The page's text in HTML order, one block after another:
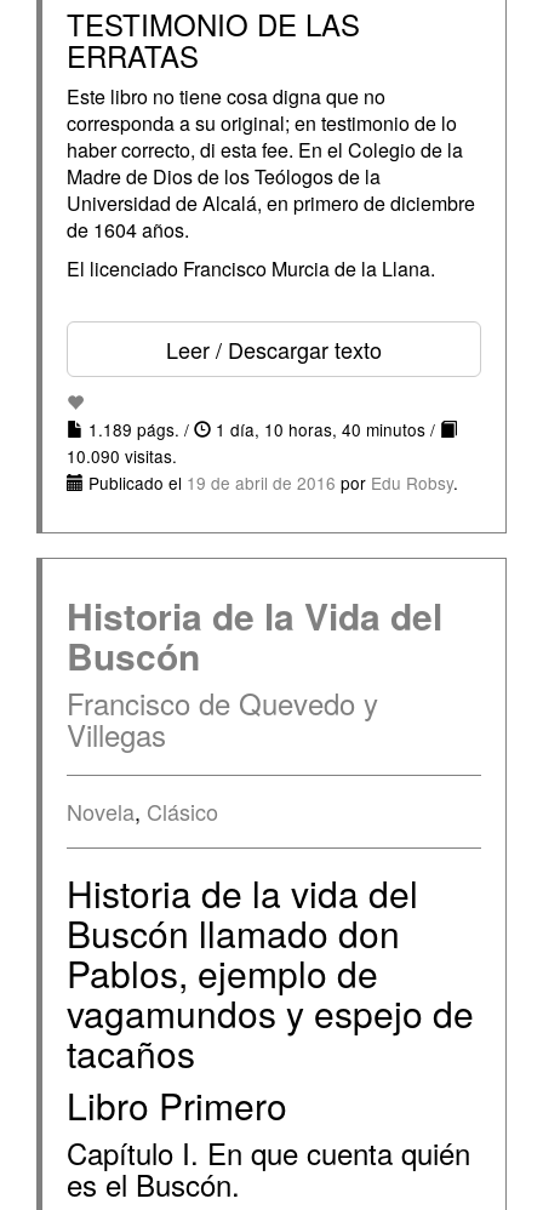
TESTIMONIO DE LAS
ERRATAS
Este libro no tiene cosa digna que no
corresponda a su original; en testimonio de lo
haber correcto, di esta fee. En el Colegio de la
Madre de Dios de los Teólogos de la
Universidad de Alcalá, en primero de diciembre
de 1604 años.
El licenciado Francisco Murcia de la Llana.
Leer / Descargar texto
1.189 págs. /
1 día, 10 horas, 40 minutos /
10.090 visitas.
Publicado el 19 de abril de 2016 por Edu Robsy.
Historia de la Vida del
Buscón
Francisco de Quevedo y
Villegas
Novela, Clásico
Historia de la vida del
Buscón llamado don
Pablos, ejemplo de
vagamundos y espejo de
tacaños
Libro Primero
Capítulo I. En que cuenta quién
es el Buscón.